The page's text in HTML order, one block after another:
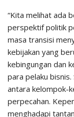
“Kita melihat ada
perspektif politik
masa transisi
kebijakan yang
kebingungan dan
para pelaku
antara kelompok-
perpecahan.
menghadapi